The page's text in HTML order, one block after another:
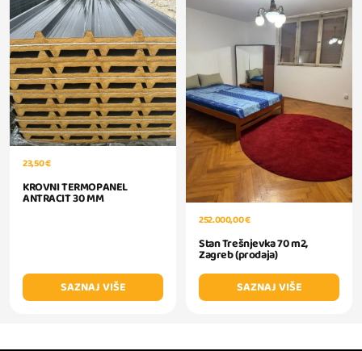
23,50 €
KROVNI TERMOPANEL
ANTRACIT 30 MM
SAZNAJ VIŠE
252.000,00 €
Stan Trešnjevka 70 m2,
Zagreb (prodaja)
SAZNAJ VIŠE